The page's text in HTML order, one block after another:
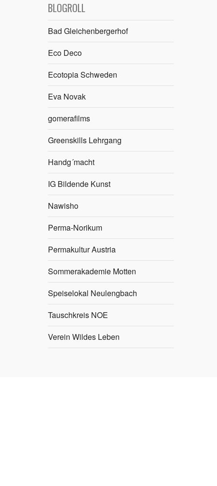
BLOGROLL
Bad Gleichenbergerhof
Eco Deco
Ecotopia Schweden
Eva Novak
gomerafilms
Greenskills Lehrgang
Handg´macht
IG Bildende Kunst
Nawisho
Perma-Norikum
Permakultur Austria
Sommerakademie Motten
Speiselokal Neulengbach
Tauschkreis NOE
Verein Wildes Leben